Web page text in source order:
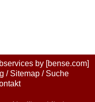
by [bense.com]
/ Sitemap/ Suche